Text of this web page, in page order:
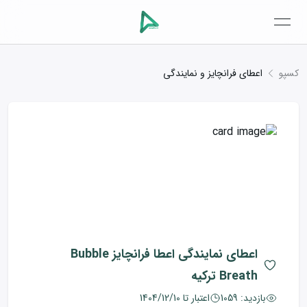
open navigation menu
کسپو اعطای فرانچایز و نمایندگی
اعطای نمایندگی
اعطا فرانچایز Bubble
Breath ترکیه
بازدید: 1059 اعتبار تا 1404/12/10